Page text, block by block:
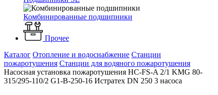
Комбинированные подшипники
Прочее
Каталог Отопление и водоснабжение Станции
пожаротушения Станции для водяного пожаротушения
Насосная установка пожаротушения HC-FS-A 2/1 KMG 80-
315/295-110/2 G1-B-250-16 Истратех DN 250 3 насоса